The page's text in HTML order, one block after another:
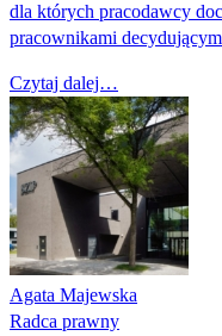
dla których pracodawcy
pracownikami
Czytaj dalej…
Agata Majewska
Radca prawny